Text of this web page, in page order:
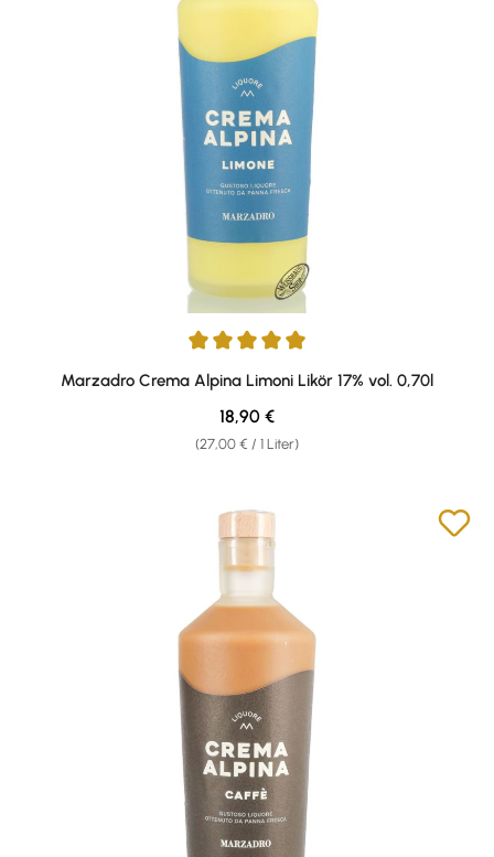
Durchschnittliche Bewertung von 4.89 von 5 Sternen
Marzadro Crema Alpina Limoni Likör 17% vol. 0,70l
(27,00 € / 1 Liter)
Regulärer Preis:
18,90 €